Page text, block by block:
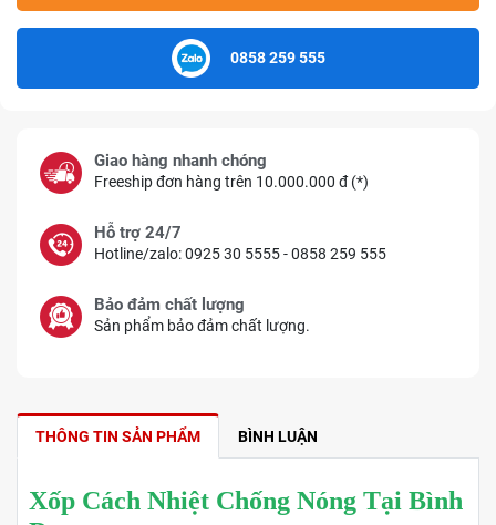
0858 259 555
Giao hàng nhanh chóng
Freeship đơn hàng trên 10.000.000 đ (*)
Hỗ trợ 24/7
Hotline/zalo: 0925 30 5555 - 0858 259 555
Bảo đảm chất lượng
Sản phẩm bảo đảm chất lượng.
THÔNG TIN SẢN PHẨM BÌNH LUẬN
Xốp Cách Nhiệt Chống Nóng Tại Bình